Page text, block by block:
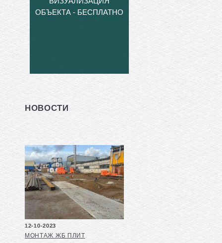
ОБЪЕКТА - БЕСПЛАТНО
НОВОСТИ
12-10-2023
МОНТАЖ ЖБ ПЛИТ